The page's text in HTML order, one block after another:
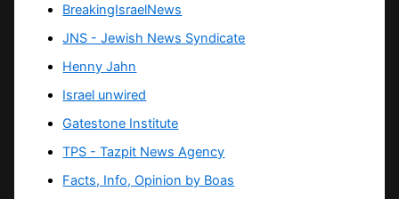
BreakingIsraelNews
JNS - Jewish News Syndicate
Henny Jahn
Israel unwired
Gatestone Institute
TPS -Tazpit News Agency
Facts, Info, Opinion by Boas